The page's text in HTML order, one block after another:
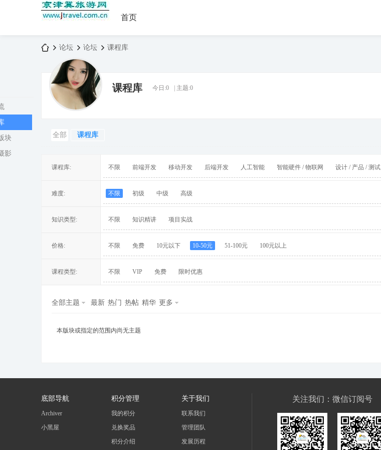
首页
»
论坛
›
论坛 课程库
块
影
课程库 今日:0 主题:0
全部 课程库
课程库: 不限 前端开发 移动开发 后端开发 人工智能 智能硬件 / 物联网 设计 / 产品 / 测试
难度: 不限 初级 中级 高级
知识类型: 不限 知识精讲 项目实战
价格: 不限 免费 10元以下 10-50元 51-100元 100元以上
课程类型: 不限 VIP 免费 限时优惠
全部主题 最新 热门 热帖 精华 更多
本版块或指定的范围内尚无主题
底部导航
Archiver
小黑屋
积分管理
我的积分
兑换奖品
积分介绍
关于我们
联系我们
管理团队
发展历程
关注我们：微信订阅号